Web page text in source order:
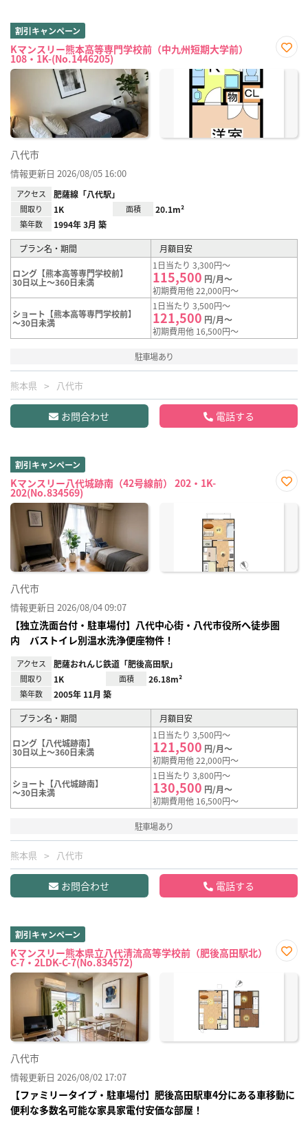
割引キャンペーン
Kマンスリー熊本高等専門学校前（中九州短期大学前）
108・1K-(No.1446205)
に入
八代市
情報更新日 2026/08/05 16:00
アクセス 肥薩線「八代駅」
間取り 1K 面積 20.1m²
築年数 1994年 3月 築
プラン名・期間 月額目安
ロング【熊本高等専門学校前】
30日以上～360日未満
1日当たり 3,300円～
115,500 円/月～
初期費用他 22,000円～
ショート【熊本高等専門学校前】
～30日未満
1日当たり 3,500円～
121,500 円/月～
初期費用他 16,500円～
駐車場あり
熊本県 八代市
お問合わせ 電話する
割引キャンペーン
Kマンスリー八代城跡南（42号線前） 202・1K-
202(No.834569)
に入
八代市
情報更新日 2026/08/04 09:07
【独立洗面台付・駐車場付】八代中心街・八代市役所へ徒歩圏
内 バストイレ別温水洗浄便座物件！
アクセス 肥薩おれんじ鉄道「肥後高田駅」
間取り 1K 面積 26.18m²
築年数 2005年 11月 築
プラン名・期間 月額目安
ロング【八代城跡南】
30日以上～360日未満
1日当たり 3,500円～
121,500 円/月～
初期費用他 22,000円～
ショート【八代城跡南】
～30日未満
1日当たり 3,800円～
130,500 円/月～
初期費用他 16,500円～
駐車場あり
熊本県 八代市
お問合わせ 電話する
割引キャンペーン
Kマンスリー熊本県立八代清流高等学校前（肥後高田駅北）
C-7・2LDK-C-7(No.834572)
に入
八代市
情報更新日 2026/08/02 17:07
【ファミリータイプ・駐車場付】肥後高田駅車4分にある車移動に
便利な多数名可能な家具家電付安価な部屋！